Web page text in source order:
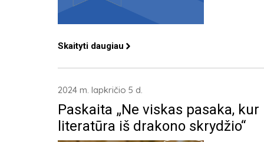
Skaityti daugiau
2024 m. lapkričio 5 d.
Paskaita „Ne viskas pasaka,
literatūra iš drakono skrydžio“